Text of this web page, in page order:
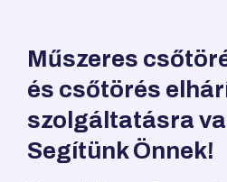
Műszeres
és csőtörés
szolgáltatásra
Segítünk Önnek!